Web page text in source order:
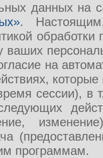
данных на
.
на
сессии), в
программам.